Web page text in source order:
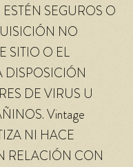
SEGUROS O
NO
SITIO O EL
DISPOSICIÓN
DE VIRUS U
Vintage
NI HACE
RELACIÓN CON